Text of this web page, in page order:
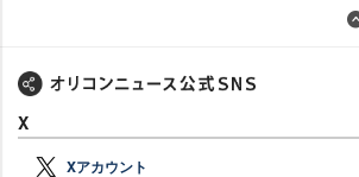
X
Xアカウント